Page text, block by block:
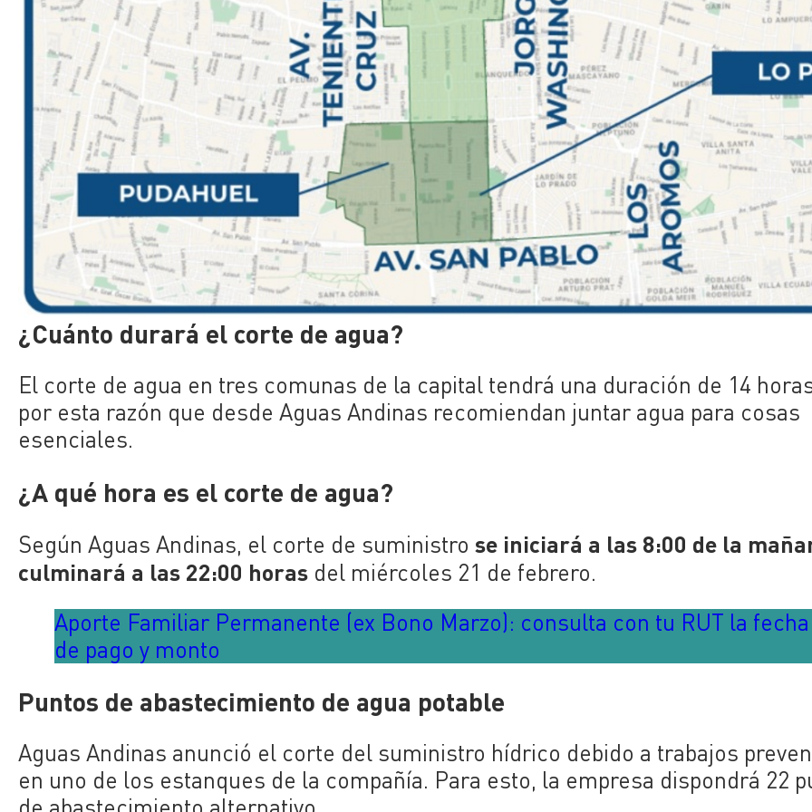
¿Cuánto durará el corte de agua?
El corte de agua en tres comunas de la capital tendrá una duración de 14
por esta razón que desde Aguas Andinas recomiendan juntar agua para cosas
esenciales.
¿A qué hora es el corte de agua?
Según Aguas Andinas, el corte de suministrose iniciará a las 8:00 de la
culminará a las 22:00 horas del miércoles 21 de febrero.
Aporte Familiar Permanente (ex Bono Marzo): consulta con tu RUT la fecha
de pago y monto
Puntos de abastecimiento de agua potable
Aguas Andinas anunció el corte del suministro hídrico debido a trabajos
en uno de los estanques de la compañía. Para esto, la empresa dispondrá 22